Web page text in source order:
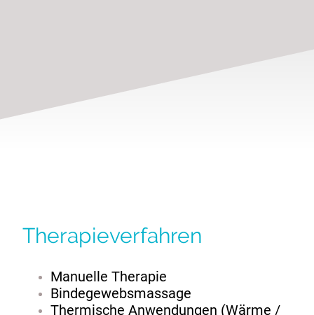
Therapieverfahren
Manuelle Therapie
Bindegewebsmassage
Thermische Anwendungen (Wärme /